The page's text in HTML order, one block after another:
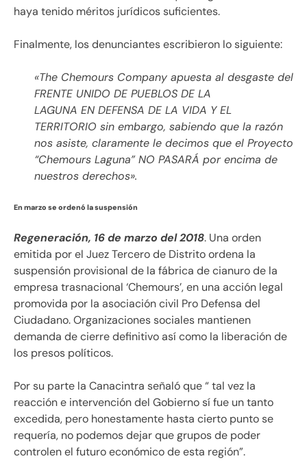
haya tenido méritos jurídicos suficientes.
Finalmente, los denunciantes escribieron lo siguiente:
«The Chemours Company apuesta al desgaste del
FRENTE UNIDO DE PUEBLOS DE LA
LAGUNA EN DEFENSA DE LA VIDA Y EL
TERRITORIO sin embargo, sabiendo que la razón
nos asiste, claramente le decimos que el Proyecto
“Chemours Laguna” NO PASARÁ por encima de
nuestros derechos».
En marzo se ordenó la suspensión
Regeneración, 16 de marzo del 2018. Una orden
emitida por el Juez Tercero de Distrito ordena la
suspensión provisional de la fábrica de cianuro de la
empresa trasnacional ‘Chemours’, en una acción legal
promovida por la asociación civil Pro Defensa del
Ciudadano. Organizaciones sociales mantienen
demanda de cierre definitivo así como la liberación de
los presos políticos.
Por su parte la Canacintra señaló que “ tal vez la
reacción e intervención del Gobierno sí fue un tanto
excedida, pero honestamente hasta cierto punto se
requería, no podemos dejar que grupos de poder
controlen el futuro económico de esta región”.